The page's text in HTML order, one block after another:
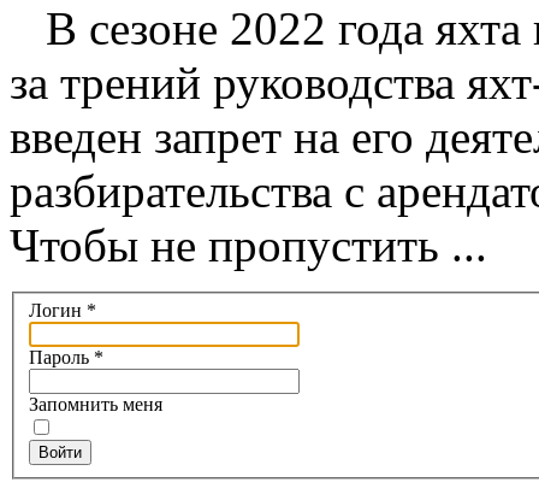
В сезоне 2022 года
за трений руководства
введен запрет на его
разбирательства с
Чтобы не пропустить ...
Логин *
Пароль *
Запомнить меня
Войти